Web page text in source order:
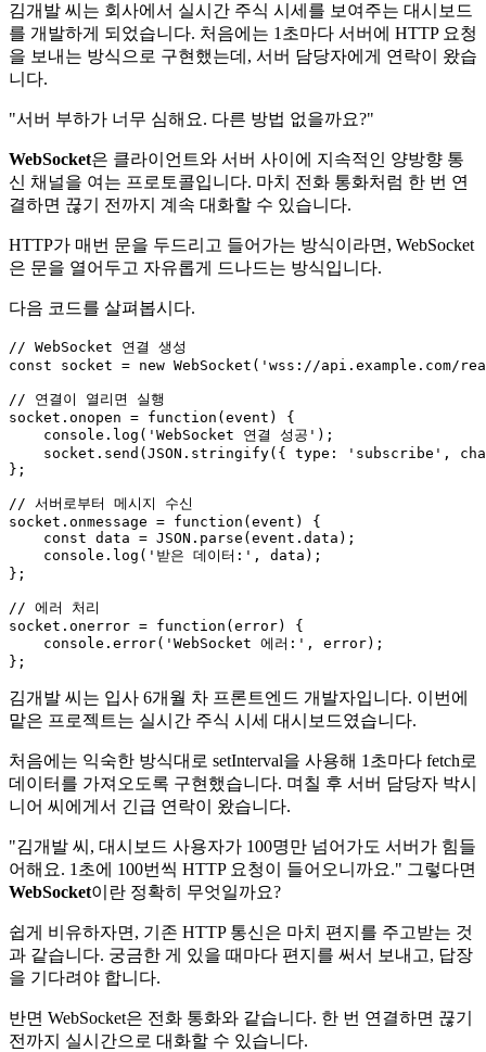
김개발 씨는 회사에서 실시간 주식 시세를 보여주는 대시보드
를 개발하게 되었습니다. 처음에는 1초마다 서버에 HTTP 요청
을 보내는 방식으로 구현했는데, 서버 담당자에게 연락이 왔습
니다.
"서버 부하가 너무 심해요. 다른 방법 없을까요?"
WebSocket은 클라이언트와 서버 사이에 지속적인 양방향 통
신 채널을 여는 프로토콜입니다. 마치 전화 통화처럼 한 번 연
결하면 끊기 전까지 계속 대화할 수 있습니다.
HTTP가 매번 문을 두드리고 들어가는 방식이라면, WebSocket
은 문을 열어두고 자유롭게 드나드는 방식입니다.
다음 코드를 살펴봅시다.
// WebSocket 연결 생성
const socket = new WebSocket ( 'wss://api.example.com/
// 연결이 열리면 실행
socket. onopen = function ( event ) {
console . log ( 'WebSocket 연결 성공' );
    socket.
send ( JSON . stringify({ type : 'subscribe' ,
};
// 서버로부터 메시지 수신
socket. onmessage = function ( event ) {
const data = JSON . parse (event. data );
console . log ( '받은 데이터:' , data);
};
// 에러 처리
socket. onerror = function ( error) {
console . error( 'WebSocket 에러:' , error);
김개발 씨는 입사 6개월 차 프론트엔드 개발자입니다. 이번에
맡은 프로젝트는 실시간 주식 시세 대시보드였습니다.
처음에는 익숙한 방식대로 setInterval을 사용해 1초마다 fetch로
데이터를 가져오도록 구현했습니다. 며칠 후 서버 담당자 박시
니어 씨에게서 긴급 연락이 왔습니다.
"김개발 씨, 대시보드 사용자가 100명만 넘어가도 서버가 힘들
어해요. 1초에 100번씩 HTTP 요청이 들어오니까요." 그렇다면
WebSocket이란 정확히 무엇일까요?
쉽게 비유하자면, 기존 HTTP 통신은 마치 편지를 주고받는 것
과 같습니다. 궁금한 게 있을 때마다 편지를 써서 보내고, 답장
을 기다려야 합니다.
반면 WebSocket은 전화 통화와 같습니다. 한 번 연결하면 끊기
전까지 실시간으로 대화할 수 있습니다.